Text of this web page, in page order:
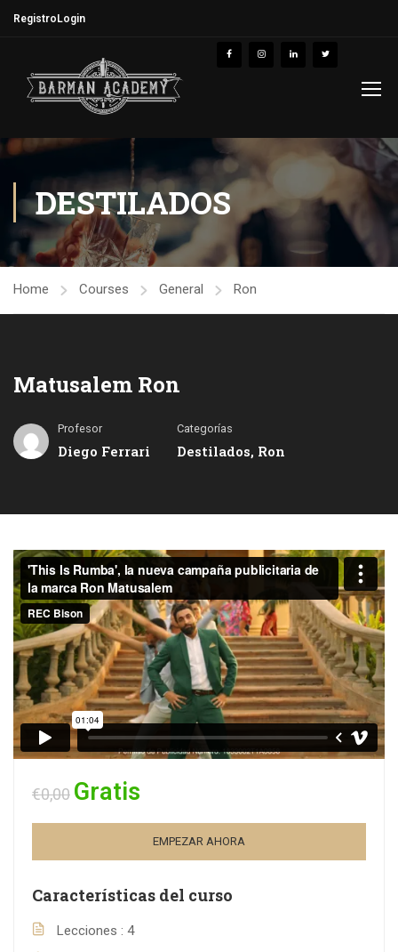
Registro Login
DESTILADOS
Home Courses General Ron
Matusalem Ron
Profesor
Diego Ferrari
Categorías
Destilados, Ron
€0,00 Gratis
EMPEZAR AHORA
Características del curso
Lecciones
4